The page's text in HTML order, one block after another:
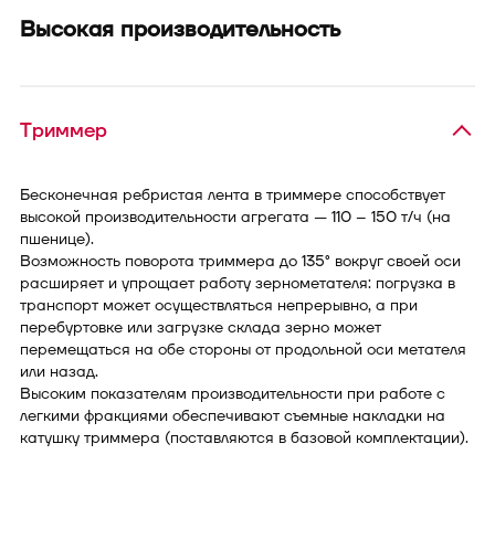
Высокая производительность
Триммер
Бесконечная ребристая лента в триммере способствует
высокой производительности агрегата — 110 – 150 т/ч (на
пшенице).
Возможность поворота триммера до 135° вокруг своей оси
расширяет и упрощает работу зернометателя: погрузка в
транспорт может осуществляться непрерывно, а при
перебуртовке или загрузке склада зерно может
перемещаться на обе стороны от продольной оси метателя
или назад.
Высоким показателям производительности при работе с
легкими фракциями обеспечивают съемные накладки на
катушку триммера (поставляются в базовой комплектации).